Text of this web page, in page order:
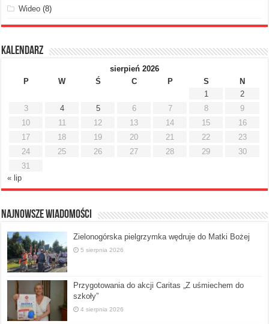
Wideo (8)
Kalendarz
sierpień 2026
P
W Ś C P S
N
1
2
3
4 5 6 7 8
9
10
11 12 13 14 15
16
17
18 19 20 21 22
23
24
25 26 27 28 29
30
31
« lip
Najnowsze Wiadomości
Zielonogórska pielgrzymka wędruje do Matki Bożej
5 sierpnia 2026
Przygotowania do akcji Caritas „Z uśmiechem do
szkoły”
4 sierpnia 2026